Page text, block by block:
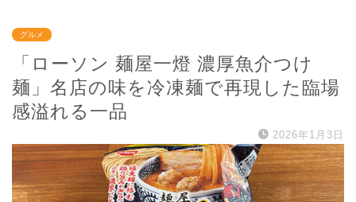
グルメ
「ローソン 麺屋一燈 濃厚魚介つけ
麺」名店の味を冷凍麺で再現した臨場
感溢れる一品
2026年1月3日